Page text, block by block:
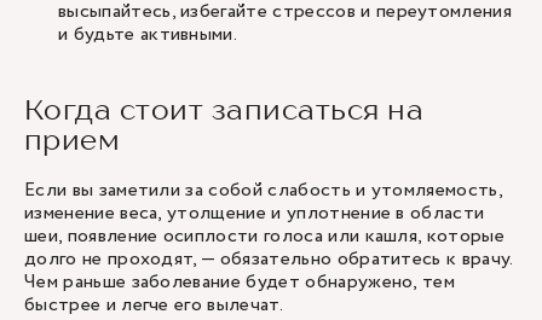
высыпайтесь, избегайте стрессов и переутомления
и будьте активными.
Когда стоит записаться на
прием
Если вы заметили за собой слабость и утомляемость,
изменение веса, утолщение и уплотнение в области
шеи, появление осиплости голоса или кашля, которые
долго не проходят, — обязательно обратитесь к врачу.
Чем раньше заболевание будет обнаружено, тем
быстрее и легче его вылечат.